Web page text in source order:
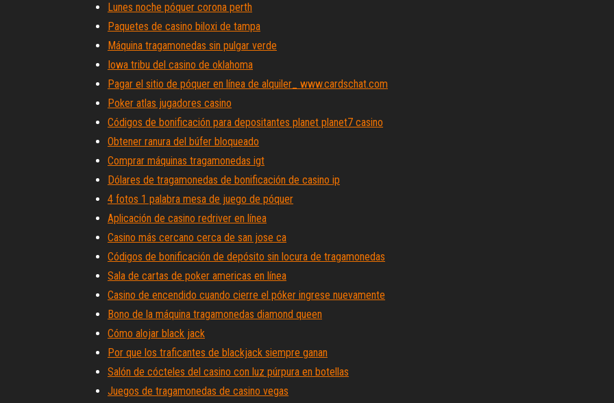
Lunes noche póquer corona perth
Paquetes de casino biloxi de tampa
Máquina tragamonedas sin pulgar verde
Iowa tribu del casino de oklahoma
Pagar el sitio de póquer en línea de alquiler_ www.cardschat.com
Poker atlas jugadores casino
Códigos de bonificación para depositantes planet planet7 casino
Obtener ranura del búfer bloqueado
Comprar máquinas tragamonedas igt
Dólares de tragamonedas de bonificación de casino ip
4 fotos 1 palabra mesa de juego de póquer
Aplicación de casino redriver en línea
Casino más cercano cerca de san jose ca
Códigos de bonificación de depósito sin locura de tragamonedas
Sala de cartas de poker americas en línea
Casino de encendido cuando cierre el póker ingrese nuevamente
Bono de la máquina tragamonedas diamond queen
Cómo alojar black jack
Por que los traficantes de blackjack siempre ganan
Salón de cócteles del casino con luz púrpura en botellas
Juegos de tragamonedas de casino vegas